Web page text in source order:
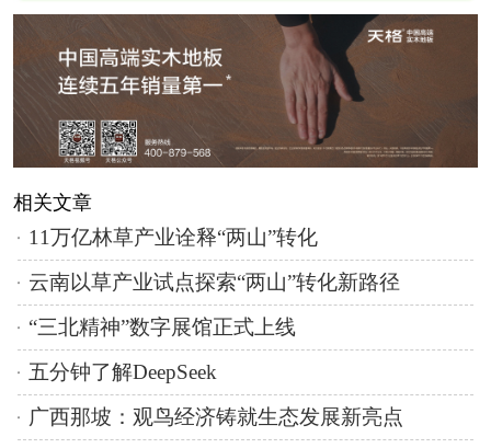
相关文章
11万亿林草产业诠释“两山”转化
云南以草产业试点探索“两山”转化新路径
“三北精神”数字展馆正式上线
五分钟了解DeepSeek
广西那坡：观鸟经济铸就生态发展新亮点